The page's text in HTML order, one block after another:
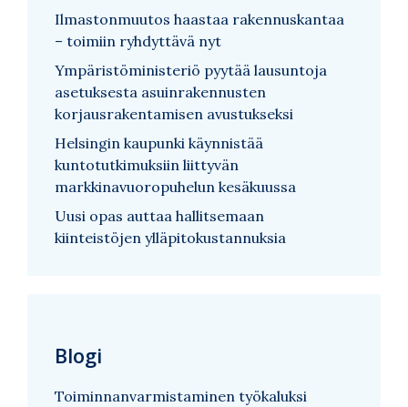
Ilmastonmuutos haastaa rakennuskantaa
– toimiin ryhdyttävä nyt
Ympäristöministeriö pyytää lausuntoja
asetuksesta asuinrakennusten
korjausrakentamisen avustukseksi
Helsingin kaupunki käynnistää
kuntotutkimuksiin liittyvän
markkinavuoropuhelun kesäkuussa
Uusi opas auttaa hallitsemaan
kiinteistöjen ylläpitokustannuksia
Blogi
Toiminnanvarmistaminen työkaluksi